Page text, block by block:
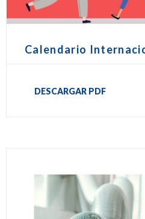
Calendario
DESCARGAR PDF